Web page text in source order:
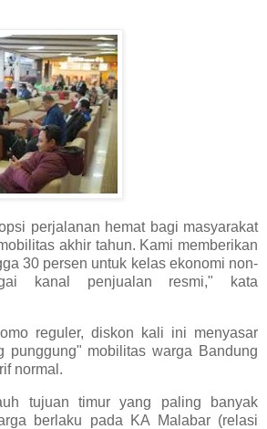
perjalanan hemat bagi masyarakat
akhir tahun. Kami memberikan
30 persen untuk kelas ekonomi non-
kanal penjualan resmi," kata
reguler, diskon kali ini menyasar
punggung" mobilitas warga Bandung
normal.
tujuan timur yang paling banyak
berlaku pada KA Malabar (relasi